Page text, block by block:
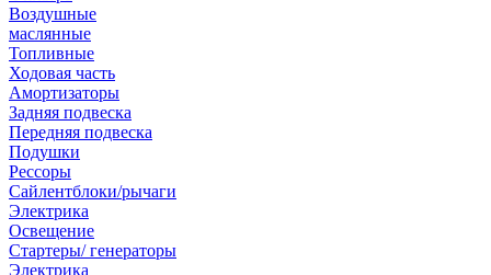
Воздушные
маслянные
Топливные
Ходовая часть
Амортизаторы
Задняя подвеска
Передняя подвеска
Подушки
Рессоры
Сайлентблоки/рычаги
Электрика
Освещение
Стартеры/ генераторы
Электрика